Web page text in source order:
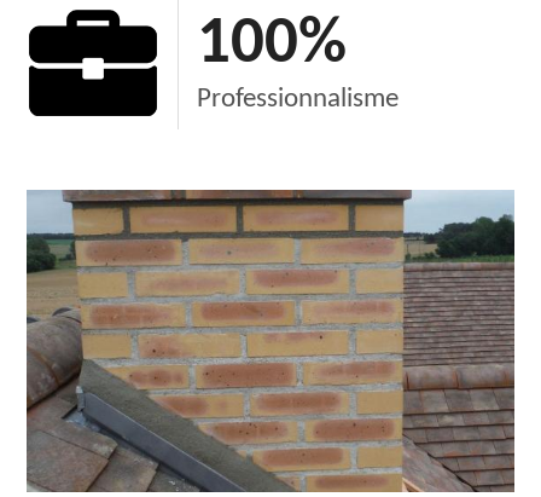
100%
Professionnalisme